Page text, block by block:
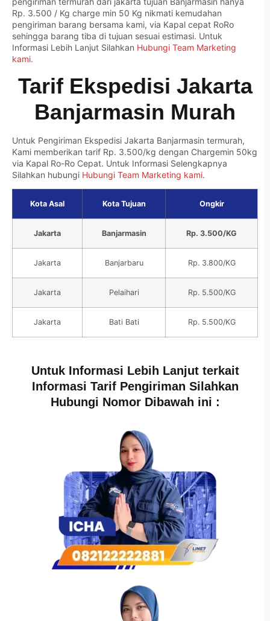
Rp. 3.500 / Kg charge min 50 Kg nikmati kemudahan
pengiriman barang bersama kami, via Kapal cepat RoRo
sehingga barang tiba di tujuan sesuai estimasi. Untuk
Informasi Lebih Lanjut Silahkan Hubungi Team Marketing
kami.
Tarif Ekspedisi Jakarta
Banjarmasin Murah
Untuk Pengiriman Ekspedisi Jakarta Banjarmasin termurah,
Kami memberikan tarif Rp. 3.500/kg dengan Chargemin 50kg
via Kapal Ro-Ro Cepat. Untuk Informasi Selengkapnya
Silahkan hubungi Hubungi Team Marketing kami.
Kota Asal Kota Tujuan Ongkir
Jakarta Banjarmasin Rp. 3.500/KG
Jakarta Banjarbaru Rp. 3.800/KG
Jakarta Pelaihari Rp. 5.500/KG
Jakarta Bati Bati Rp. 5.500/KG
Untuk Informasi Lebih Lanjut terkait
Informasi Tarif Pengiriman Silahkan
Hubungi Nomor Dibawah ini :